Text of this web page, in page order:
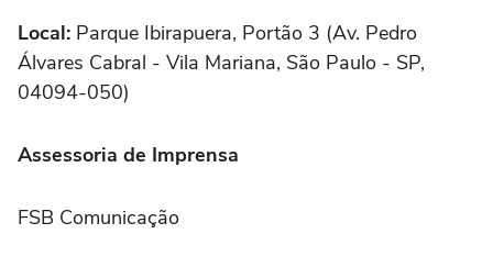
Local: Parque Ibirapuera, Portão 3 (Av. Pedro
Álvares Cabral - Vila Mariana, São Paulo - SP,
04094-050)
Assessoria de Imprensa
FSB Comunicação